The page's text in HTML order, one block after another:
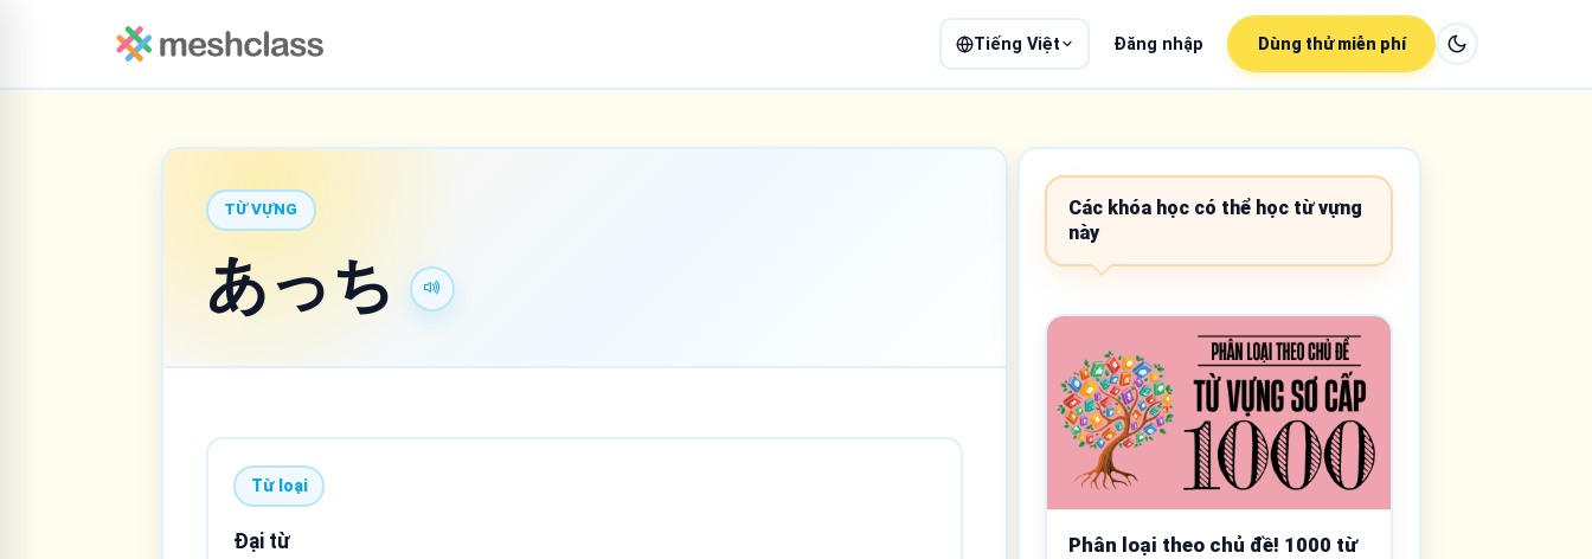
Tiếng Việt Đăng nhập Dùng thử miễn phí
TỪ VỰNG
あっち
Từ loại
Đại từ
Các khóa học có thể học từ vựng
này
Phân loại theo chủ đề! 1000 từ